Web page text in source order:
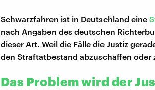
Schwarzfahren ist in Deutschland eine
nach Angaben des deutschen
dieser Art. Weil die Fälle die Justiz
den Straftatbestand abzuschaffen oder
Das Problem wird der